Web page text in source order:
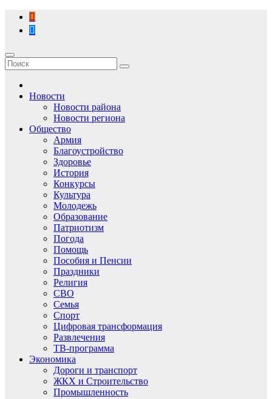
Перейти
содержимому
Новости
Новости района
Новости региона
Общество
Армия
Благоустройство
Здоровье
История
Конкурсы
Культура
Молодежь
Образование
Патриотизм
Погода
Помощь
Пособия и Пенсии
Праздники
Религия
СВО
Семья
Спорт
Цифровая трансформация
Развлечения
ТВ-программа
Экономика
Дороги и транспорт
ЖКХ и Строительство
Промышленность